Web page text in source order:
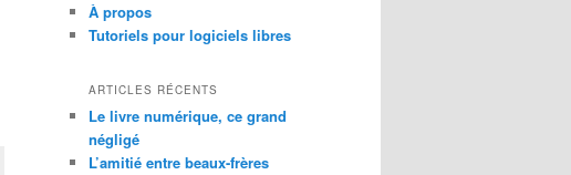
À propos
Tutoriels pour logiciels libres
ARTICLES RÉCENTS
Le livre numérique, ce grand
négligé
L’amitié entre beaux-frères